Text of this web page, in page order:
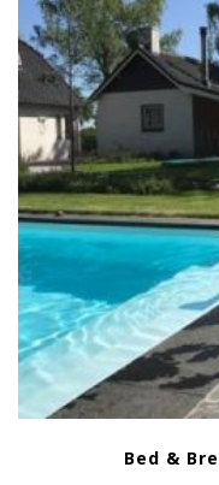
Bed &